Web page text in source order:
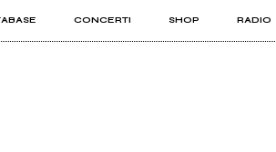
CONCERTI SHOP RADIO
PRO